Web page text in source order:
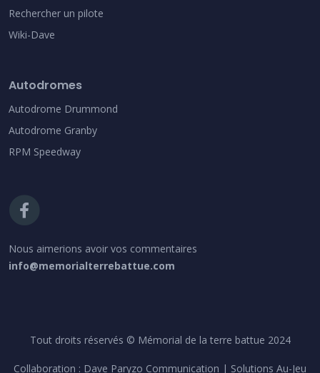
Rechercher un pilote
Wiki-Dave
Autodromes
Autodrome Drummond
Autodrome Granby
RPM Speedway
Nous aimerions avoir vos commentaires
info@memorialterrebattue.com
Tout droits réservés © Mémorial de la terre battue 2024
Collaboration : Dave Paryzo Communication | Solutions Au-Jeu